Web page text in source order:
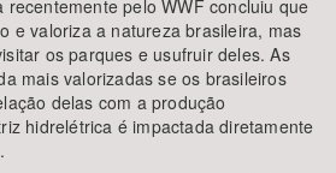
recentemente pelo WWF concluiu que
e valoriza a natureza brasileira, mas
os parques e usufruir deles. As
mais valorizadas se os brasileiros
delas com a produção
hidrelétrica é impactada diretamente